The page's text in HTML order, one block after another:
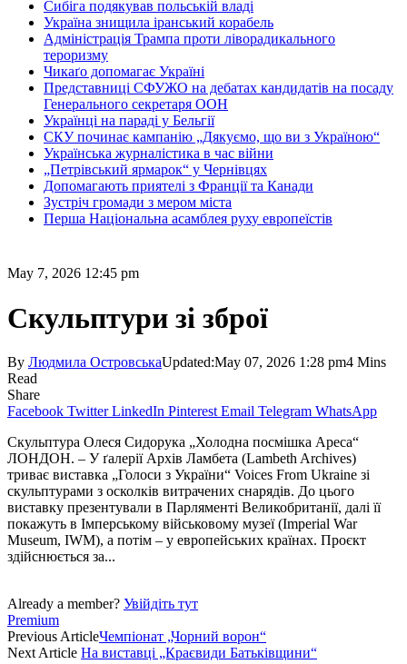
Сибіга подякував польській владі
Україна знищила іранський корабель
Адміністрація Трампа проти ліворадикального
тероризму
Чикаґо допомагає Україні
Представниці СФУЖО на дебатах кандидатів на посаду
Генерального секретаря ООН
Українці на параді у Бельгії
СКУ починає кампанію „Дякуємо, що ви з Україною“
Українська журналістика в час війни
„Петрівський ярмарок“ у Чернівцях
Допомагають приятелі з Франції та Канади
Зустріч громади з мером міста
Перша Національна асамблея руху европеїстів
May 7, 2026 12:45 pm
Скульптури зі зброї
By Людмила ОстровськаUpdated:May 07, 2026 1:28 pm4 Mins
Read
Share
Facebook Twitter LinkedIn Pinterest Email Telegram WhatsApp
Скульптура Олеся Сидорука „Холодна посмішка Ареса“
ЛОНДОН. – У ґалерії Архів Ламбета (Lambeth Archives)
триває виставка „Голоси з України“ Voices From Ukraine зі
скульптурами з осколків витрачених снарядів. До цього
виставку презентували в Парляменті Великобританії, далі її
покажуть в Імперському військовому музеї (Imperial War
Museum, IWM), а потім – у европейських країнах. Проєкт
здійснюється за...
Already a member? Увійдіть тут
Premium
Previous ArticleЧемпіонат „Чорний ворон“
Next Article На виставці „Краєвиди Батьківщини“